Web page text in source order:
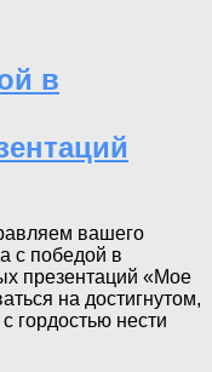
в
вашего
с победой в
презентаций «Мое
на достигнутом,
гордостью нести